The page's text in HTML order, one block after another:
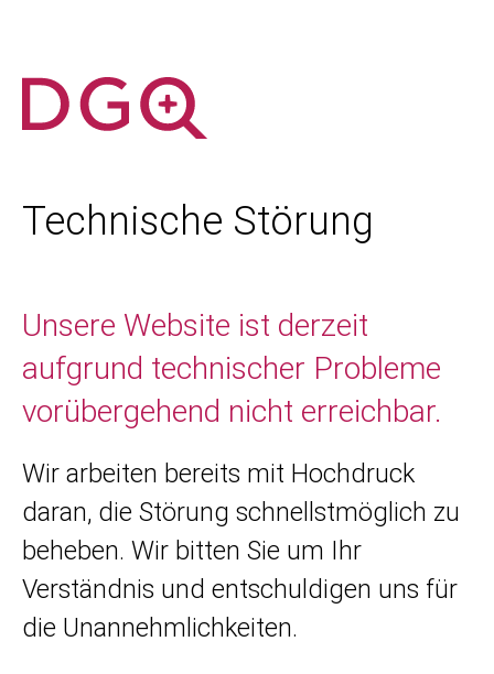
Technische Störung
Unsere Website ist derzeit
aufgrund technischer Probleme
vorübergehend nicht erreichbar.
Wir arbeiten bereits mit Hochdruck
daran, die Störung schnellstmöglich zu
beheben. Wir bitten Sie um Ihr
Verständnis und entschuldigen uns für
die Unannehmlichkeiten.